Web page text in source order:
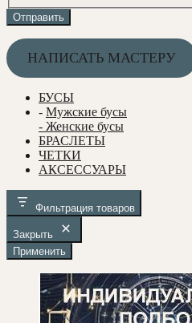
Отправить
НАПИСАТЬ МАСТЕРУ
БУСЫ
- Мужские бусы
- Женские бусы
БРАСЛЕТЫ
ЧЕТКИ
АКСЕССУАРЫ
Фильтрация товаров
Закрыть
Применить